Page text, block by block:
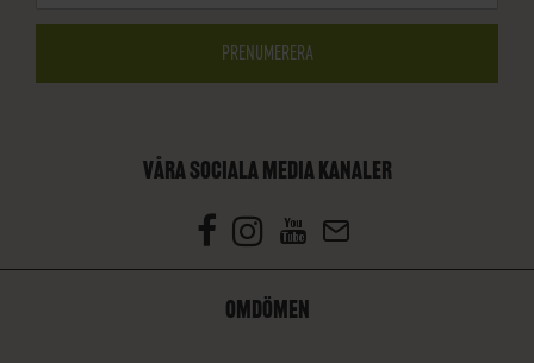
VÅRA SOCIALA MEDIA KANALER
OMDÖMEN